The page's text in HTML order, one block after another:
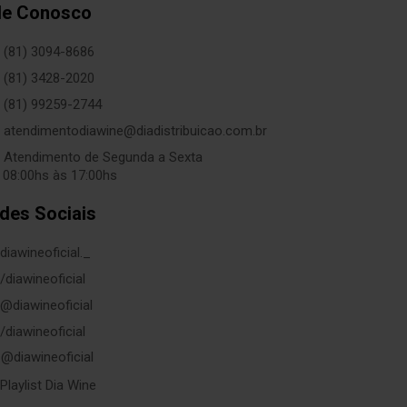
Conosco
(81) 3094-8686
(81) 3428-2020
(81) 99259-2744
atendimentodiawine@diadistribuicao.com.br
Atendimento de Segunda a Sexta
às 17:00hs
Sociais
diawineoficial._
/diawineoficial
@diawineoficial
/diawineoficial
@diawineoficial
Playlist Dia Wine